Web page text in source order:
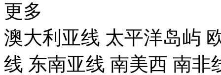
更多
澳大利亚线 太平洋岛屿
线 东南亚线 南美西 南非